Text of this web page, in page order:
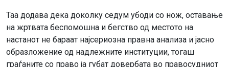
Таа додава дека доколку седум убоди со нож, оставање
на жртвата беспомошна и бегство од местото на
настанот не бараат најсериозна правна анализа и јасно
образложение од надлежните институции, тогаш
граѓаните со право ја губат довербата во правосудниот